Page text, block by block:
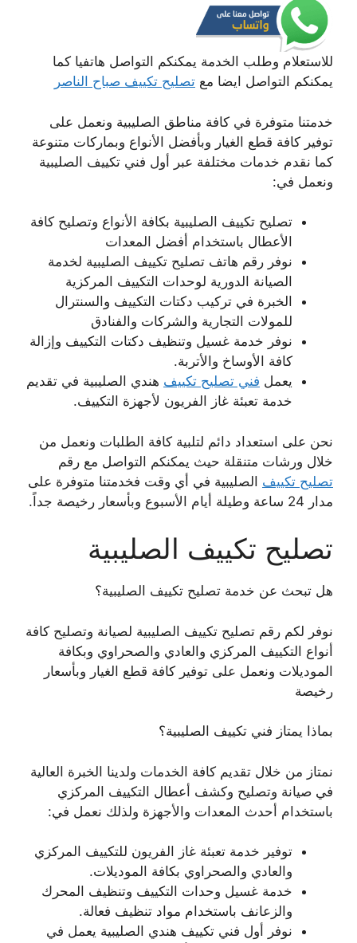
للاستعلام وطلب الخدمة يمكنكم التواصل هاتفيا كما
يمكنكم التواصل ايضا مع تصليح تكييف صباح الناصر
خدمتنا متوفرة في كافة مناطق الصليبية ونعمل على
توفير كافة قطع الغيار وبأفضل الأنواع وبماركات متنوعة
كما نقدم خدمات مختلفة عبر أول فني تكييف الصليبية
ونعمل في:
تصليح تكييف الصليبية بكافة الأنواع وتصليح كافة
الأعطال باستخدام أفضل المعدات
نوفر رقم هاتف تصليح تكييف الصليبية لخدمة
الصيانة الدورية لوحدات التكييف المركزية
الخبرة في تركيب دكتات التكييف والسنترال
للمولات التجارية والشركات والفنادق
نوفر خدمة غسيل وتنظيف دكتات التكييف وإزالة
كافة الأوساخ والأتربة.
يعمل فني تصليح تكييف هندي الصليبية في تقديم
خدمة تعبئة غاز الفريون لأجهزة التكييف.
نحن على استعداد دائم لتلبية كافة الطلبات ونعمل من
خلال ورشات متنقلة حيث يمكنكم التواصل مع رقم
تصليح تكييف الصليبية في أي وقت فخدمتنا متوفرة على
مدار 24 ساعة وطيلة أيام الأسبوع وبأسعار رخيصة جداً.
تصليح تكييف الصليبية
هل تبحث عن خدمة تصليح تكييف الصليبية؟
نوفر لكم رقم تصليح تكييف الصليبية لصيانة وتصليح كافة
أنواع التكييف المركزي والعادي والصحراوي وبكافة
الموديلات ونعمل على توفير كافة قطع الغيار وبأسعار
رخيصة
بماذا يمتاز فني تكييف الصليبية؟
نمتاز من خلال تقديم كافة الخدمات ولدينا الخبرة العالية
في صيانة وتصليح وكشف أعطال التكييف المركزي
باستخدام أحدث المعدات والأجهزة ولذلك نعمل في:
توفير خدمة تعبئة غاز الفريون للتكييف المركزي
والعادي والصحراوي بكافة الموديلات.
خدمة غسيل وحدات التكييف وتنظيف المحرك
والزعانف باستخدام مواد تنظيف فعالة.
نوفر أول فني تكييف هندي الصليبية يعمل في